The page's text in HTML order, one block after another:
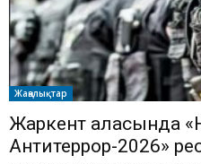
Жаңалықтар
Жаркент қаласында
Антитеррор-2026»